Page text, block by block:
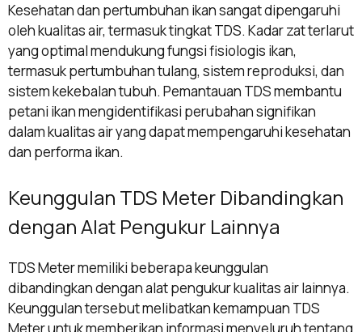
Kesehatan dan pertumbuhan ikan sangat dipengaruhi
oleh kualitas air, termasuk tingkat TDS. Kadar zat terlarut
yang optimal mendukung fungsi fisiologis ikan,
termasuk pertumbuhan tulang, sistem reproduksi, dan
sistem kekebalan tubuh. Pemantauan TDS membantu
petani ikan mengidentifikasi perubahan signifikan
dalam kualitas air yang dapat mempengaruhi kesehatan
dan performa ikan.
Keunggulan TDS Meter Dibandingkan
dengan Alat Pengukur Lainnya
TDS Meter memiliki beberapa keunggulan
dibandingkan dengan alat pengukur kualitas air lainnya.
Keunggulan tersebut melibatkan kemampuan TDS
Meter untuk memberikan informasi menyeluruh tentang